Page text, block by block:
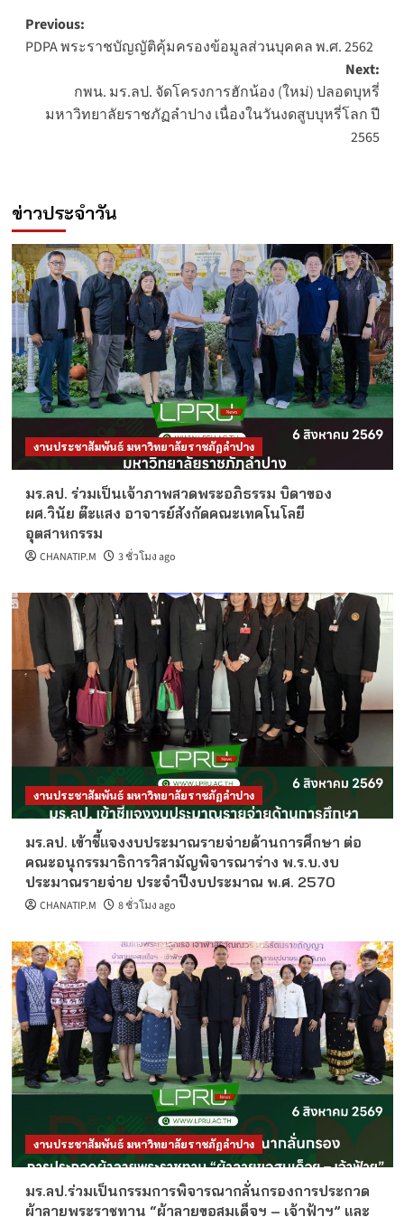
Post
navigation
Previous:
PDPA พระราชบัญญัติคุ้มครองข้อมูลส่วนบุคคล พ.ศ. 2562
Next:
กพน. มร.ลป. จัดโครงการฮักน้อง (ใหม่) ปลอดบุหรี่
มหาวิทยาลัยราชภัฏลำปาง เนื่องในวันงดสูบบุหรี่โลก ปี
2565
ข่าวประจำวัน
งานประชาสัมพันธ์ มหาวิทยาลัยราชภัฏลำปาง
มร.ลป. ร่วมเป็นเจ้าภาพสวดพระอภิธรรม บิดาของ
ผศ.วินัย ต๊ะแสง อาจารย์สังกัดคณะเทคโนโลยี
อุตสาหกรรม
CHANATIP.M 3 ชั่วโมง ago
งานประชาสัมพันธ์ มหาวิทยาลัยราชภัฏลำปาง
มร.ลป. เข้าชี้แจงงบประมาณรายจ่ายด้านการศึกษา ต่อ
คณะอนุกรรมาธิการวิสามัญพิจารณาร่าง พ.ร.บ.งบ
ประมาณรายจ่าย ประจำปีงบประมาณ พ.ศ. 2570
CHANATIP.M 8 ชั่วโมง ago
งานประชาสัมพันธ์ มหาวิทยาลัยราชภัฏลำปาง
มร.ลป.ร่วมเป็นกรรมการพิจารณากลั่นกรองการประกวด
ผ้าลายพระราชทาน “ผ้าลายขอสมเด็จฯ – เจ้าฟ้าฯ” และ